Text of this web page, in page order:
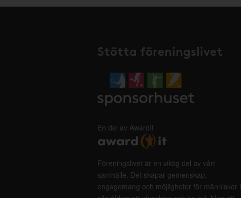
Stötta föreningslivet
En del av AwardIt
Föreningslivet är en viktig del av vårt
samhälle. Det skapar gemenskap,
engagemang och möjligheter för människor i